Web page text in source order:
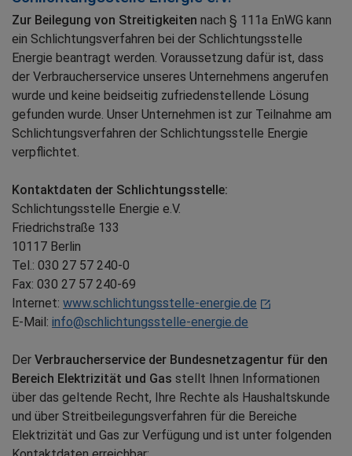
Zur Beilegung von Streitigkeiten nach § 111a EnWG kann
ein Schlichtungsverfahren bei der Schlichtungsstelle
Energie beantragt werden. Voraussetzung dafür ist, dass
der Verbraucherservice unseres Unternehmens angerufen
wurde und keine beidseitig zufriedenstellende Lösung
gefunden wurde. Unser Unternehmen ist zur Teilnahme am
Schlichtungsverfahren der Schlichtungsstelle Energie
verpflichtet.
Kontaktdaten der Schlichtungsstelle:
Schlichtungsstelle Energie e.V.
Friedrichstraße 133
10117 Berlin
Tel.: 030 27 57 240-0
Fax: 030 27 57 240-69
Internet: www.schlichtungsstelle-energie.de
E-Mail: info@schlichtungsstelle-energie.de
Der Verbraucherservice der Bundesnetzagentur für den
Bereich Elektrizität und Gas stellt Ihnen Informationen
über das geltende Recht, Ihre Rechte als Haushaltskunde
und über Streitbeilegungsverfahren für die Bereiche
Elektrizität und Gas zur Verfügung und ist unter folgenden